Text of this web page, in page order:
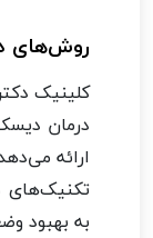
روش‌های
کلینیک
درمان
ارائه
تکنیک‌های
به بهبود